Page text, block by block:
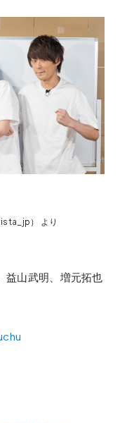
（@Nizista_jp） より
益山武明、増元拓也